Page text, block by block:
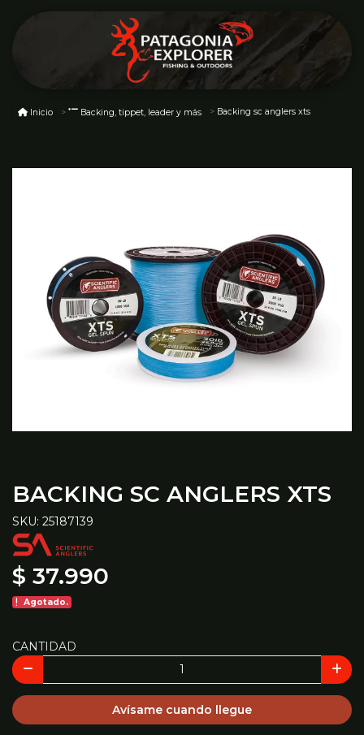
Inicio Backing, tippet, leader y más Backing sc anglers xts
BACKING SC ANGLERS XTS
SKU: 25187139
$ 37.990
Agotado.
CANTIDAD
Avísame cuando llegue